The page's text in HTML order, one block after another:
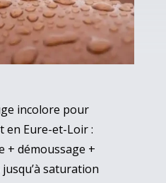
incolore pour
en Eure-et-Loir :
+ démoussage +
jusqu’à saturation